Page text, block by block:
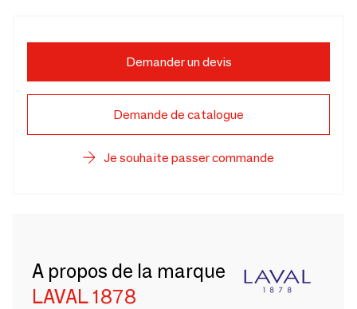
Demander un devis
Demande de catalogue
Je souhaite passer commande
A propos de la marque
LAVAL 1878